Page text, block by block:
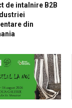
de intalnire B2B
din